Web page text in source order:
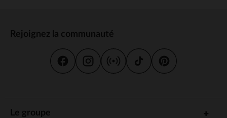
Rejoignez la communauté
Le groupe